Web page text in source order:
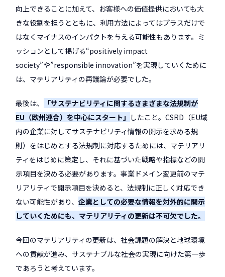
向上できることに加えて、お客様への価値提供においても大
きな役割を担うとともに、利用方法によってはプラスだけで
はなくマイナスのインパクトを与える可能性もあります。ミ
ッションとして掲げる“positively impact
society”や”responsible innovation”を実現していくために
は、マテリアリティの再議論が必要でした。
最後は、
「サステナビリティに関するさまざまな法規制が
EU（欧州連合）を中心にスタート」 したこと。CSRD（EU域
内の企業に対してサステナビリティ情報の開示を求める規
則）をはじめとする法規制に対応するためには、マテリアリ
ティをはじめに策定し、それに基づいた戦略や指標などの開
示項目を決める必要があります。事業ドメイン変更前のマテ
リアリティで開示項目を決めると、法規制に正しく対応でき
ない可能性があり、企業としての必要な情報を対外的に開示
していくためにも、マテリアリティの更新は不可欠でした。
今回のマテリアリティの更新は、社会課題の解決と地球環境
への貢献が進み、サステナブルな社会の実現に向けた第一歩
であろうと考えています。